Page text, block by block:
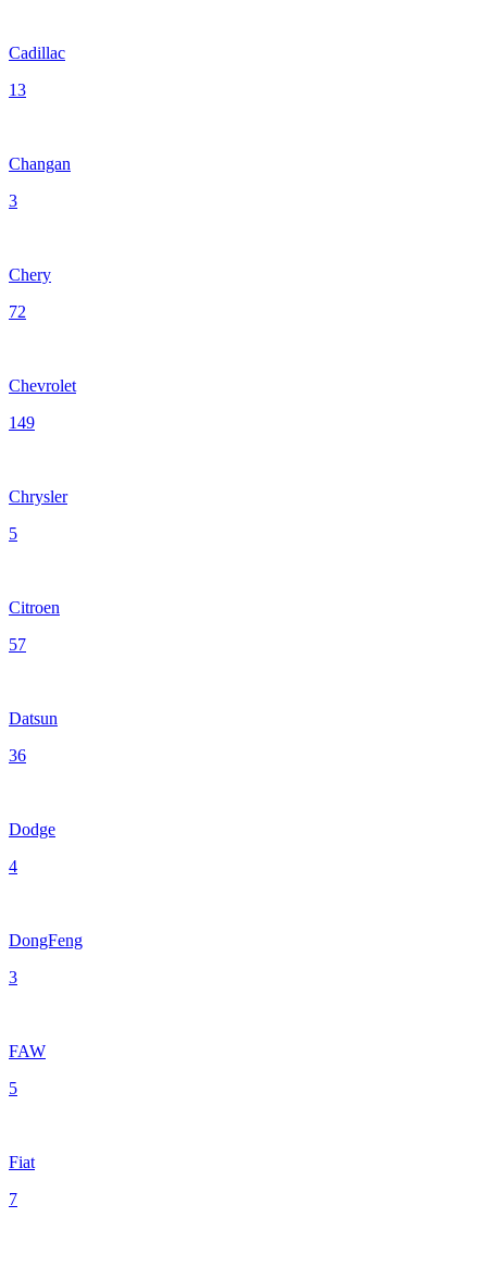
Cadillac
13
Changan
3
Chery
72
Chevrolet
149
Chrysler
5
Citroen
57
Datsun
36
Dodge
4
DongFeng
3
FAW
5
Fiat
7